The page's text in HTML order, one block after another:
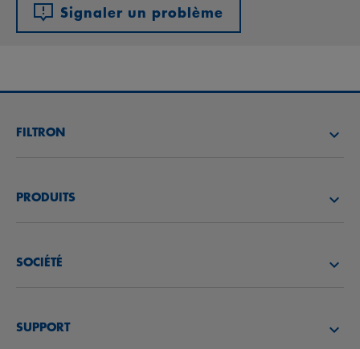
Signaler un problème
FILTRON
TROUVEZ UN DISTRIBUTEUR
PRODUITS
SOCIÉTÉ
SUPPORT